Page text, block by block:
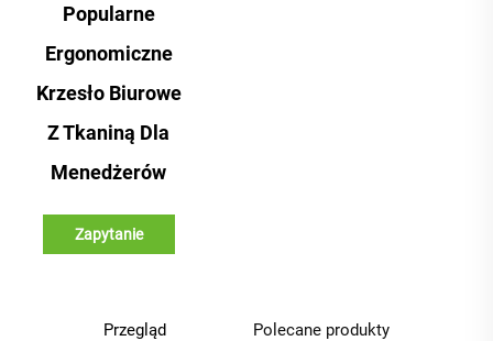
Popularne
Ergonomiczne
Krzesło Biurowe
Z Tkaniną Dla
Menedżerów
Zapytanie
Przegląd Polecane produkty